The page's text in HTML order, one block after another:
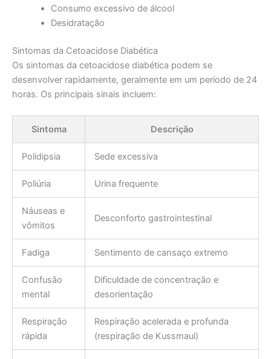
Consumo excessivo de álcool
Desidratação
Sintomas da Cetoacidose Diabética
Os sintomas da cetoacidose diabética podem se
desenvolver rapidamente, geralmente em um período de 24
horas. Os principais sinais incluem:
Sintoma Descrição
Polidipsia Sede excessiva
Poliúria Urina frequente
Náuseas e
vômitos
Desconforto gastrointestinal
Fadiga Sentimento de cansaço extremo
Confusão
mental
Dificuldade de concentração e
desorientação
Respiração
rápida
Respiração acelerada e profunda
(respiração de Kussmaul)